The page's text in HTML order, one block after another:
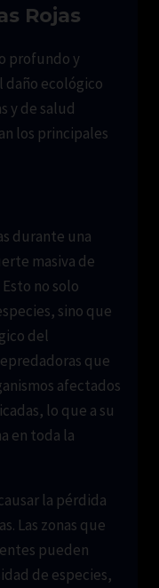
Rojas
profundo y
ecológico
y de salud
los principales
durante una
masiva de
no solo
sino que
del
que
afectados
lo que a su
en toda la
la pérdida
Las zonas que
pueden
de especies,